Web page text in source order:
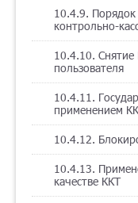
10.4.9. Порядок
контрольно-
10.4.10. Снятие
пользователя
10.4.11.
применением
10.4.12.
10.4.13.
качестве ККТ